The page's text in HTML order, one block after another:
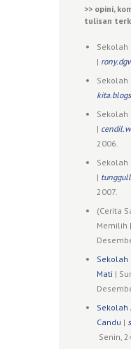
>> opini,
tulisan
Sekolah
|
Sekolah
Sekolah
|
2006.
Sekolah
|
2007.
(Cerita
Memilih |
Sekolah
Mati |
Sekolah
Candu |
Senin,